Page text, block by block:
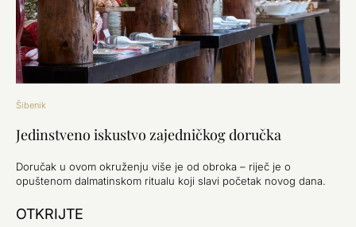
Šibenik
Jedinstveno iskustvo zajedničkog doručka
Doručak u ovom okruženju više je od obroka – riječ je o
opuštenom dalmatinskom ritualu koji slavi početak novog dana.
OTKRIJTE